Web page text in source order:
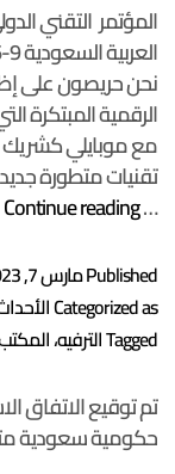
المؤتمر التقني
نحن حريصون على
الرقمية المبتكرة
مع موبايلي كشريك
تقنيات متطورة
…
Continue reading
Publishedمارس 7, 2023
Categorized as
Taggedالترفيه،
تم توقيع الاتفاق
حكومية سعودية